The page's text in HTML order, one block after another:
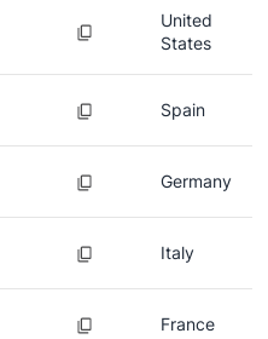
United
States
Spain
Germany
Italy
France